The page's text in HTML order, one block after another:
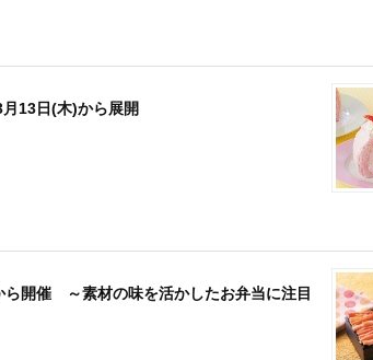
13日(木)から展開
ら開催 ～素材の味を活かしたお弁当に注目